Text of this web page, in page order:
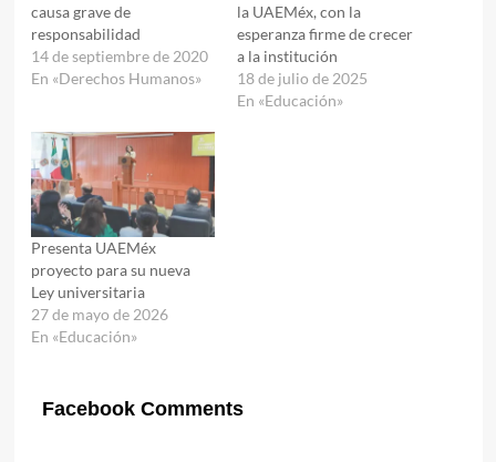
causa grave de
responsabilidad
14 de septiembre de 2020
En «Derechos Humanos»
la UAEMéx, con la
esperanza firme de crecer
a la institución
18 de julio de 2025
En «Educación»
Presenta UAEMéx
proyecto para su nueva
Ley universitaria
27 de mayo de 2026
En «Educación»
Facebook Comments